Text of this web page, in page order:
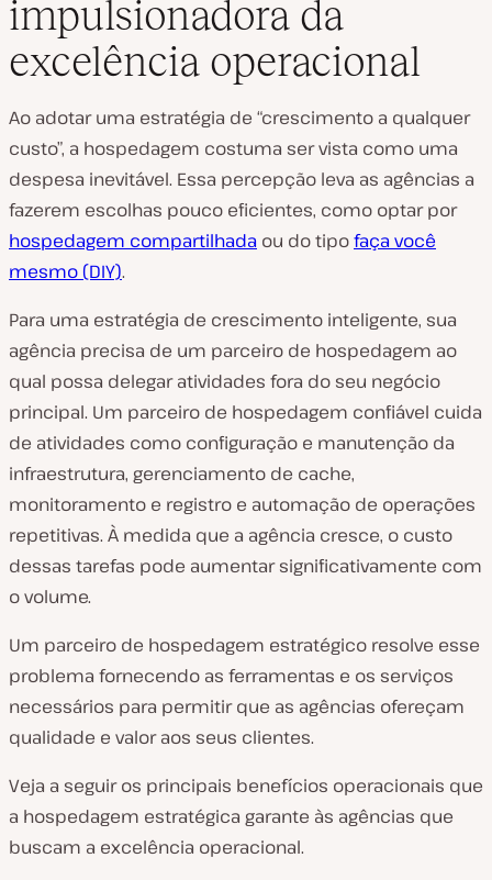
impulsionadora da
excelência operacional
Ao adotar uma estratégia de “crescimento a qualquer
custo”, a hospedagem costuma ser vista como uma
despesa inevitável. Essa percepção leva as agências a
fazerem escolhas pouco eficientes, como optar por
hospedagem compartilhada ou do tipofaça você
mesmo (DIY).
Para uma estratégia de crescimento inteligente, sua
agência precisa de um parceiro de hospedagem ao
qual possa delegar atividades fora do seu negócio
principal. Um parceiro de hospedagem confiável cuida
de atividades como configuração e manutenção da
infraestrutura, gerenciamento de cache,
monitoramento e registro e automação de operações
repetitivas. À medida que a agência cresce, o custo
dessas tarefas pode aumentar significativamente com
o volume.
Um parceiro de hospedagem estratégico resolve esse
problema fornecendo as ferramentas e os serviços
necessários para permitir que as agências ofereçam
qualidade e valor aos seus clientes.
Veja a seguir os principais benefícios operacionais que
a hospedagem estratégica garante às agências que
buscam a excelência operacional.